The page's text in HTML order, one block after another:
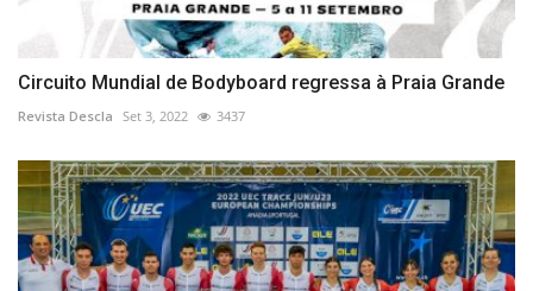
Circuito Mundial de Bodyboard regressa à Praia Grande
Revista Descla Set 3, 2022 3437